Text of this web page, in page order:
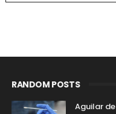
RANDOM POSTS
Aguilar